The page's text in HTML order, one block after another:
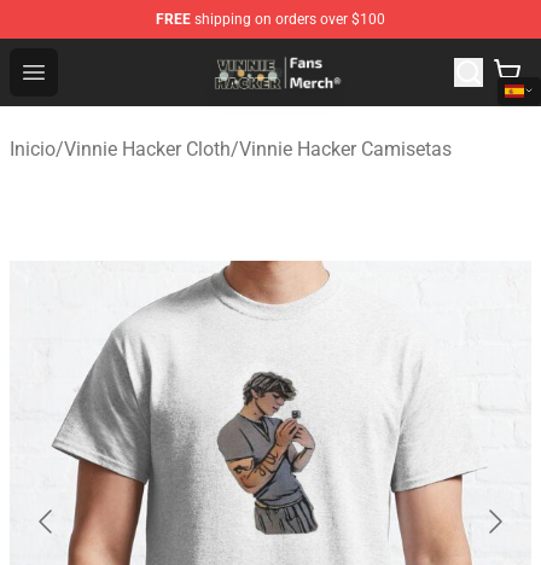
FREE shipping on orders over $100
Open menu
Vinnie Hacker Store - Official Vinnie Hacker Merchandise
Inicio/Vinnie Hacker Cloth/Vinnie Hacker Camisetas